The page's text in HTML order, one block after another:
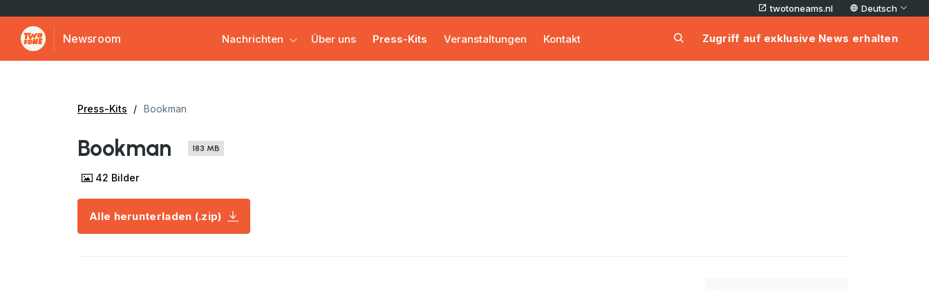
twotoneams.nl Deutsch
Newsroom Nachrichten Über uns Press-Kits Veranstaltungen Kontakt Zugriff auf exklusive News erhalten
Press-Kits Bookman
Bookman 183 MB
42 Bilder
Alle herunterladen (.zip)